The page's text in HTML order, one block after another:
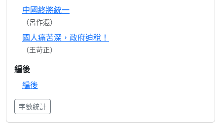
中國終將統一
（呂作遐）
國人痛苦深，政府迫稅！
（王苛正）
編後
編後
字數統計